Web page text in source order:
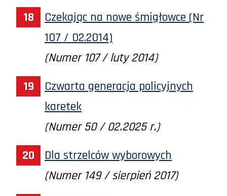
Czekając na nowe śmigłowce (Nr
107 / 02.2014)
(Numer 107 / luty 2014)
Czwarta generacja policyjnych
karetek
(Numer 50 / 02.2025 r.)
Dla strzelców wyborowych
(Numer 149 / sierpień 2017)